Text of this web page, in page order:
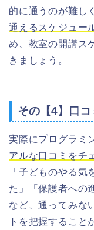
的に通うのが難し
通えるスケジュー
め、教室の開講ス
きましょう。
その【4】口コ
実際にプログラミ
アルな口コミをチ
「子どものやる気
た」「保護者への
など、通ってみな
トを把握すること